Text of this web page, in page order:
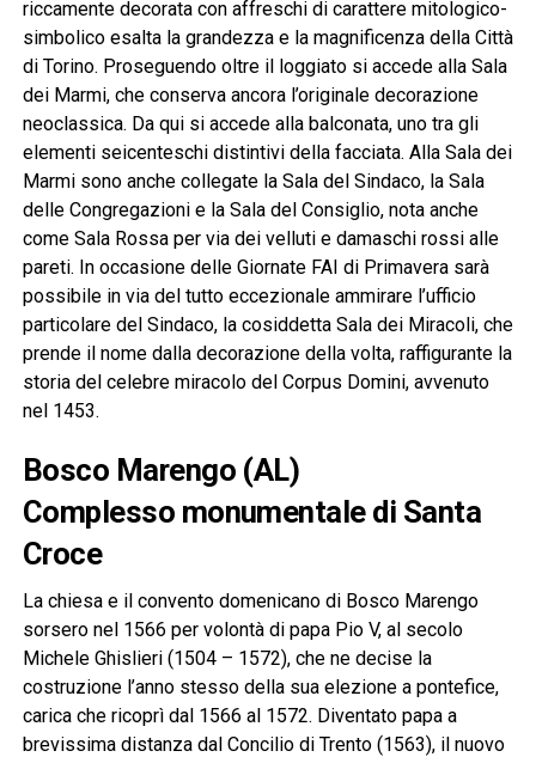
riccamente decorata con affreschi di carattere mitologico-
simbolico esalta la grandezza e la magnificenza della Città
di Torino. Proseguendo oltre il loggiato si accede alla Sala
dei Marmi, che conserva ancora l’originale decorazione
neoclassica. Da qui si accede alla balconata, uno tra gli
elementi seicenteschi distintivi della facciata. Alla Sala dei
Marmi sono anche collegate la Sala del Sindaco, la Sala
delle Congregazioni e la Sala del Consiglio, nota anche
come Sala Rossa per via dei velluti e damaschi rossi alle
pareti. In occasione delle Giornate FAI di Primavera sarà
possibile in via del tutto eccezionale ammirare l’ufficio
particolare del Sindaco, la cosiddetta Sala dei Miracoli, che
prende il nome dalla decorazione della volta, raffigurante la
storia del celebre miracolo del Corpus Domini, avvenuto
nel 1453.
Bosco Marengo (AL)
Complesso monumentale di Santa
Croce
La chiesa e il convento domenicano di Bosco Marengo
sorsero nel 1566 per volontà di papa Pio V, al secolo
Michele Ghislieri (1504 – 1572), che ne decise la
costruzione l’anno stesso della sua elezione a pontefice,
carica che ricoprì dal 1566 al 1572. Diventato papa a
brevissima distanza dal Concilio di Trento (1563), il nuovo